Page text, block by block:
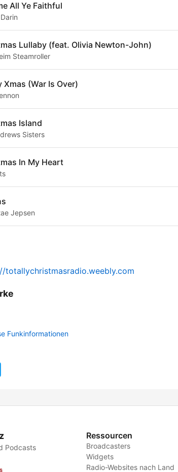
All Ye Faithful
Lullaby (feat. Olivia Newton-John)
Steamroller
Xmas (War Is Over)
Island
Sisters
In My Heart
Jepsen
totallychristmasradio.weebly.com
Funkinformationen
Podcasts
Ressourcen
Broadcasters
Widgets
Radio-Websites nach Land